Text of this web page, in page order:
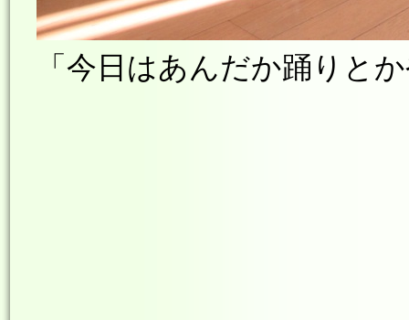
「今日はあんだか踊りと